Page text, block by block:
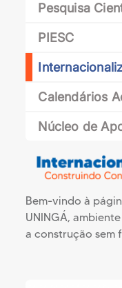
Pesquisa
PIESC
Calendários
Núcleo de
Bem-vindo à
UNINGÁ,
a construção sem